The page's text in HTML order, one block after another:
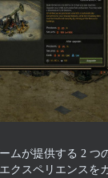
ムが提供する 2 つ
クスペリエンスを